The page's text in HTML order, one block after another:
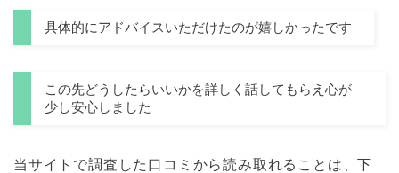
具体的にアドバイスいただけたのが嬉しかったです
この先どうしたらいいかを詳しく話してもらえ心が
少し安心しました
当サイトで調査した口コミから読み取れることは、下